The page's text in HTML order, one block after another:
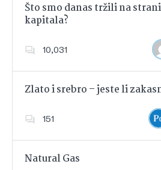
Što smo danas tržili na
kapitala?
10,031
Zlato i srebro – jeste li
151
Natural Gas